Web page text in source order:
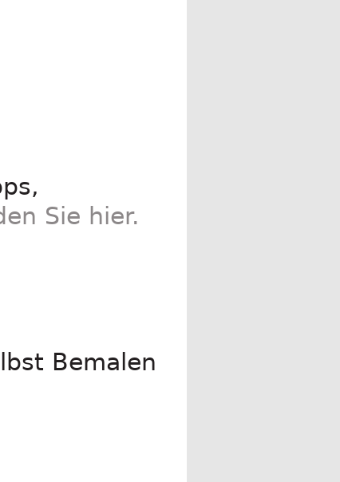
Sie hier.
Bemalen